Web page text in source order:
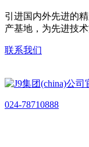
引进国内外先进的
产基地，为先进技
联系我们
024-78710888